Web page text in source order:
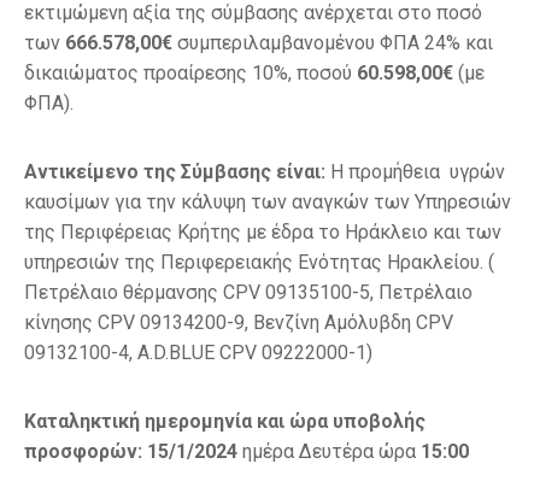
εκτιμώμενη αξία της σύμβασης ανέρχεται στο ποσό
των 666.578,00€ συμπεριλαμβανομένου ΦΠΑ 24% και
δικαιώματος προαίρεσης 10%, ποσού 60.598,00€ (με
ΦΠΑ).
Αντικείμενο της Σύμβασης είναι: Η προμήθεια υγρών
καυσίμων για την κάλυψη των αναγκών των Υπηρεσιών
της Περιφέρειας Κρήτης με έδρα το Ηράκλειο και των
υπηρεσιών της Περιφερειακής Ενότητας Ηρακλείου. (
Πετρέλαιο θέρμανσης CPV 09135100-5, Πετρέλαιο
κίνησης CPV 09134200-9, Βενζίνη Αμόλυβδη CPV
09132100-4, Α.D.BLUE CPV 09222000-1)
Καταληκτική ημερομηνία και ώρα υποβολής
προσφορών: 15/1/2024 ημέρα Δευτέρα ώρα 15:00